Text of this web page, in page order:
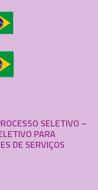
SELETIVO –
PARA
DE SERVIÇOS